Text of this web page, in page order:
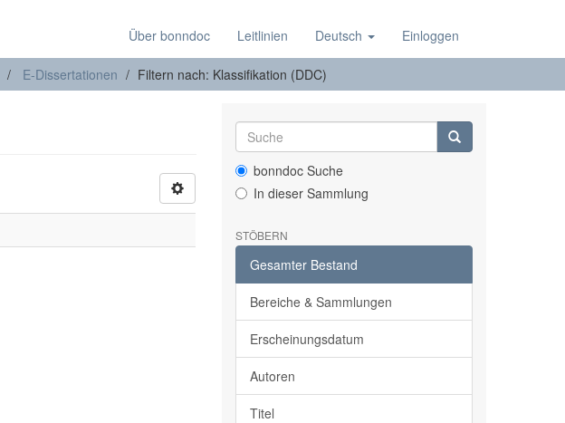
Über bonndoc Leitlinien Deutsch Einloggen
E-Dissertationen Filtern nach: Klassifikation (DDC)
bonndoc Suche
In dieser Sammlung
STÖBERN
Gesamter Bestand
Bereiche & Sammlungen
Erscheinungsdatum
Autoren
Titel